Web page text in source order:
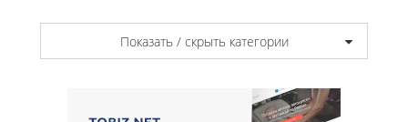
Показать / скрыть категории